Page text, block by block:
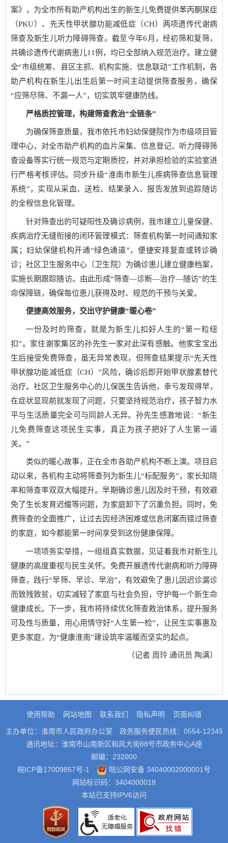
案》，为全市所有助产机构出生的新生儿免费提供苯丙酮尿症
（PKU）、先天性甲状腺功能减低症（CH）两项遗传代谢病
筛查及新生儿听力障碍筛查。截至今年6月，经初筛和复筛，
共确诊遗传代谢病患儿11例，均已全部纳入规范治疗。建立健
全“市级统筹、县区主抓、机构实施、信息联动”工作机制，各
助产机构在新生儿出生后第一时间主动提供筛查服务，确保
“应筛尽筛、不漏一人”，切实筑牢健康防线。
严格质控管理，构建筛查救治“全链条”
为确保筛查质量，我市依托市妇幼保健院作为市级项目管
理中心，对全市助产机构的血片采集、信息登记、听力障碍筛
查设备等实行统一规范与定期质控，并对承担检验的实验室进
行严格考核评估。同步升级“淮南市新生儿疾病筛查信息管理
系统”，实现从采血、送检、结果录入、报告发放到追踪随访
的全程信息化管理。
针对筛查出的可疑阳性及确诊病例，我市建立儿童保健、
疾病治疗无缝衔接的闭环管理模式：筛查机构第一时间通知家
属；妇幼保健机构开通“绿色通道”，便捷安排复查或转诊确
诊；社区卫生服务中心（卫生院）为确诊患儿建立健康档案，
实施长期跟踪随访。由此形成“筛查—诊断—治疗—随访”的生
命保障链，确保每位患儿获得及时、规范的干预与关爱。
便捷高效服务，交出守护健康“暖心卷”
一份及时的筛查，就是为新生儿扣好人生的“第一粒纽
扣”。家住谢家集区的孙先生一家对此深有感触。他家宝宝出
生后接受免费筛查，虽无异常表现，但筛查结果提示“先天性
甲状腺功能减低症（CH）”风险，确诊后即开始甲状腺素替代
治疗。社区卫生服务中心的儿保医生告诉他，幸亏发现得早，
在症状显现前就发现了问题，只要坚持规范治疗，孩子智力水
平与生活质量完全可与同龄人无异。孙先生感激地说：“新生
儿免费筛查这项民生实事，真正为孩子把好了人生第一道
关。”
类似的暖心故事，正在全市各助产机构不断上演。项目启
动以来，各机构主动将筛查列为新生儿“标配服务”，家长知晓
率和筛查率双双大幅提升。早期确诊患儿因及时干预，有效避
免了生长发育迟缓等问题，为家庭卸下了沉重负担。同时，免
费筛查的全面推广，让过去因经济困难或信息闭塞而错过筛查
的家庭，如今都能第一时间享受到这份健康保障。
一项项务实举措，一组组真实数据，见证着我市对新生儿
健康的高度重视与民生关怀。免费开展遗传代谢病和听力障碍
筛查，践行“早筛、早诊、早治”，有效避免了患儿因迟诊漏诊
而致残致贫，切实减轻了家庭与社会负担，守护每一个新生命
健康成长。下一步，我市将持续优化筛查救治体系，提升服务
可及性与质量，用心用情守好“人生第一检”，让民生实事惠及
更多家庭，为“健康淮南”建设筑牢温暖而坚实的起点。
（记者 周玲 通讯员 陶满）
使用帮助 网站地图 联系我们 隐私声明 页面纠错
主办单位：淮南市人民政府办公室
政务服务便民热线：0554-12345
通讯地址：淮南市山南新区和风大街88号市政务中心A座
邮编：232000
皖ICP备17009857号-1
皖公网安备 34040002000001号
网站标识码：3404000018
本站已支持IPV6访问